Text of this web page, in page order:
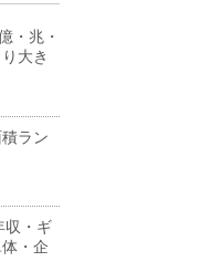
・兆・
大き
ラン
収・ギ
・企